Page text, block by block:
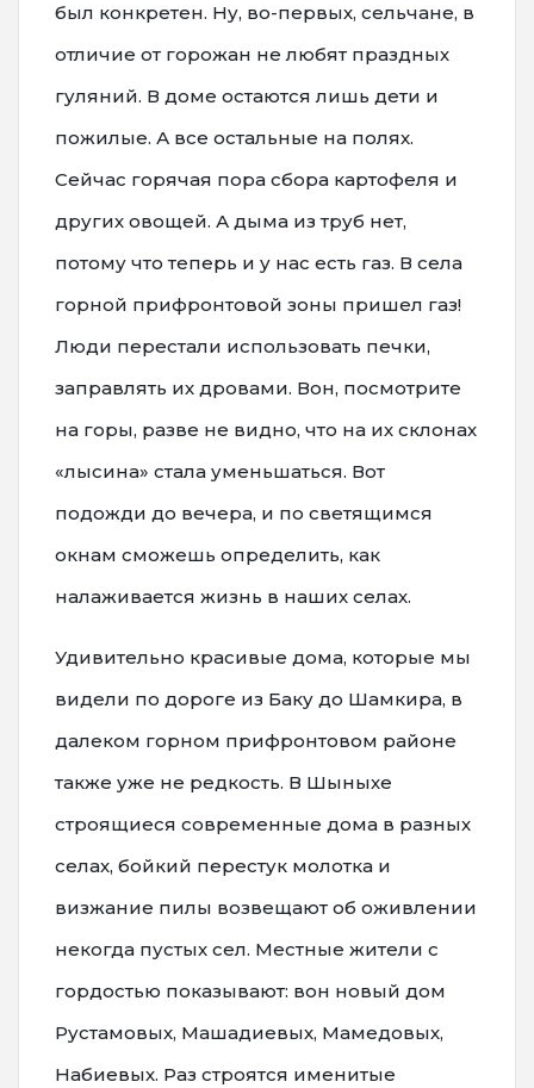
был конкретен. Ну, во-первых, сельчане, в
отличие от горожан не любят праздных
гуляний. В доме остаются лишь дети и
пожилые. А все остальные на полях.
Сейчас горячая пора сбора картофеля и
других овощей. А дыма из труб нет,
потому что теперь и у нас есть газ. В села
горной прифронтовой зоны пришел газ!
Люди перестали использовать печки,
заправлять их дровами. Вон, посмотрите
на горы, разве не видно, что на их склонах
«лысина» стала уменьшаться. Вот
подожди до вечера, и по светящимся
окнам сможешь определить, как
налаживается жизнь в наших селах.
Удивительно красивые дома, которые мы
видели по дороге из Баку до Шамкира, в
далеком горном прифронтовом районе
также уже не редкость. В Шыныхе
строящиеся современные дома в разных
селах, бойкий перестук молотка и
визжание пилы возвещают об оживлении
некогда пустых сел. Местные жители с
гордостью показывают: вон новый дом
Рустамовых, Машадиевых, Мамедовых,
Набиевых. Раз строятся именитые